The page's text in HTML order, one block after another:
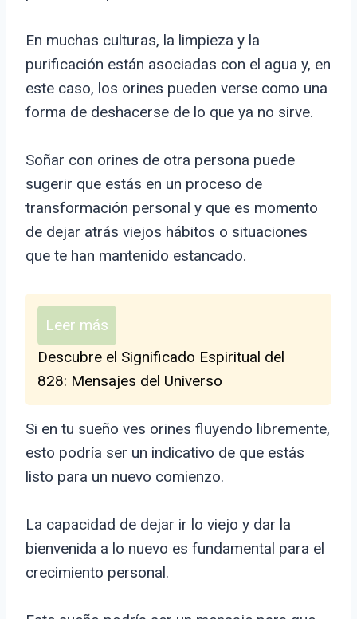
En muchas culturas, la limpieza y la
purificación están asociadas con el agua y, en
este caso, los orines pueden verse como una
forma de deshacerse de lo que ya no sirve.
Soñar con orines de otra persona puede
sugerir que estás en un proceso de
transformación personal y que es momento
de dejar atrás viejos hábitos o situaciones
que te han mantenido estancado.
Leer más
Descubre el Significado Espiritual del
828: Mensajes del Universo
Si en tu sueño ves orines fluyendo libremente,
esto podría ser un indicativo de que estás
listo para un nuevo comienzo.
La capacidad de dejar ir lo viejo y dar la
bienvenida a lo nuevo es fundamental para el
crecimiento personal.